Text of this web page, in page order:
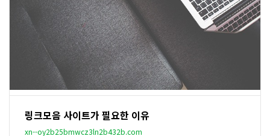
링크모음 사이트가 필요한 이유
xn--oy2b25bmwcz3ln2b432b.com